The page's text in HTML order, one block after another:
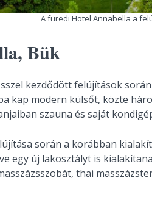
A füredi Hotel Annabella a
Bük
kezdődött felújítások
kap modern külsőt, közte
szauna és saját
során a korábban
egy új lakosztályt is
thai